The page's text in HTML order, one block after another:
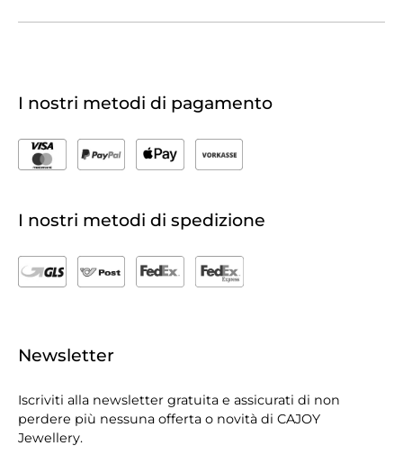
I nostri metodi di pagamento
I nostri metodi di spedizione
Newsletter
Iscriviti alla newsletter gratuita e assicurati di non
perdere più nessuna offerta o novità di CAJOY
Jewellery.